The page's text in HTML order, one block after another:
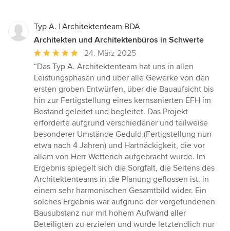
Typ A. | Architektenteam BDA
Architekten und Architektenbüros in Schwerte
Durchschnittliche
Bewertung:
5
von
5
Sternen
24. März 2025
“Das Typ A. Architektenteam hat uns in allen
Leistungsphasen und über alle Gewerke von den
ersten groben Entwürfen, über die Bauaufsicht bis
hin zur Fertigstellung eines kernsanierten EFH im
Bestand geleitet und begleitet. Das Projekt
erforderte aufgrund verschiedener und teilweise
besonderer Umstände Geduld (Fertigstellung nun
etwa nach 4 Jahren) und Hartnäckigkeit, die vor
allem von Herr Wetterich aufgebracht wurde. Im
Ergebnis spiegelt sich die Sorgfalt, die Seitens des
Architektenteams in die Planung geflossen ist, in
einem sehr harmonischen Gesamtbild wider. Ein
solches Ergebnis war aufgrund der vorgefundenen
Bausubstanz nur mit hohem Aufwand aller
Beteiligten zu erzielen und wurde letztendlich nur